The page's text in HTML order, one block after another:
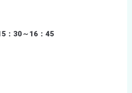
：30～16：45